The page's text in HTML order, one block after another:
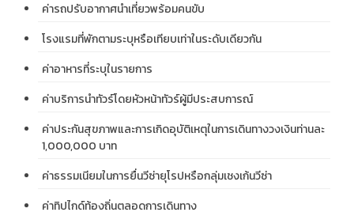
ค่ารถปรับอากาศนำเที่ยวพร้อมคนขับ
โรงแรมที่พักตามระบุหรือเทียบเท่าในระดับเดียวกัน
ค่าอาหารที่ระบุในรายการ
ค่าบริการนำทัวร์โดยหัวหน้าทัวร์ผู้มีประสบการณ์
ค่าประกันสุขภาพและการเกิดอุบัติเหตุในการเดินทางวงเงินท่านละ
1,000,000 บาท
ค่าธรรมเนียมในการยื่นวีซ่ายุโรปหรือกลุ่มเชงเก้นวีซ่า
ค่าทิปไกด์ท้องถิ่นตลอดการเดินทาง